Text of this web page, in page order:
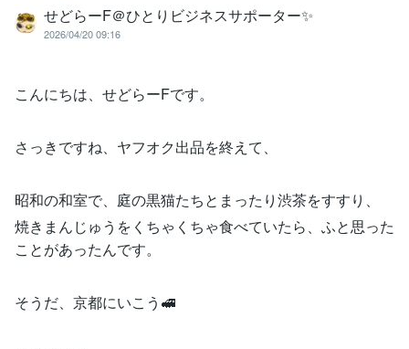
せどらーF＠ひとりビジネスサポーター✨
2026/04/20 09:16
こんにちは、せどらーFです。
さっきですね、ヤフオク出品を終えて、
昭和の和室で、庭の黒猫たちとまったり渋茶をすすり、
焼きまんじゅうをくちゃくちゃ食べていたら、ふと思った
ことがあったんです。
そうだ、京都にいこう🚅